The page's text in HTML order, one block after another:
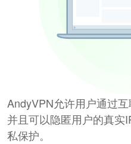
AndyVPN允许用户通过
并且可以隐匿用户的真实
私保护。